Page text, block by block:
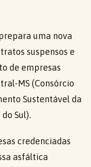
uma nova
suspensos e
de empresas
MS (Consórcio
Sustentável da
Sul).
credenciadas
asfáltica